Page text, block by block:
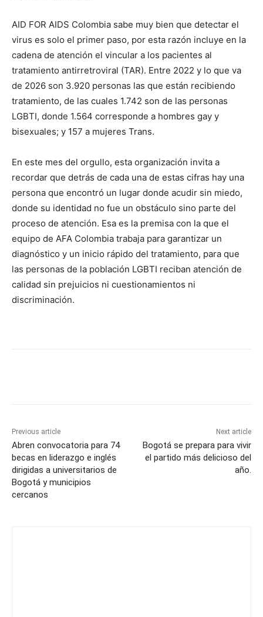
AID FOR AIDS Colombia sabe muy bien que detectar el
virus es solo el primer paso, por esta razón incluye en la
cadena de atención el vincular a los pacientes al
tratamiento antirretroviral (TAR). Entre 2022 y lo que va
de 2026 son 3.920 personas las que están recibiendo
tratamiento, de las cuales 1.742 son de las personas
LGBTI, donde 1.564 corresponde a hombres gay y
bisexuales; y 157 a mujeres Trans.
En este mes del orgullo, esta organización invita a
recordar que detrás de cada una de estas cifras hay una
persona que encontró un lugar donde acudir sin miedo,
donde su identidad no fue un obstáculo sino parte del
proceso de atención. Esa es la premisa con la que el
equipo de AFA Colombia trabaja para garantizar un
diagnóstico y un inicio rápido del tratamiento, para que
las personas de la población LGBTI reciban atención de
calidad sin prejuicios ni cuestionamientos ni
discriminación.
Previous article
Abren convocatoria para 74
becas en liderazgo e inglés
dirigidas a universitarios de
Bogotá y municipios
cercanos
Next article
Bogotá se prepara para vivir
el partido más delicioso del
año.